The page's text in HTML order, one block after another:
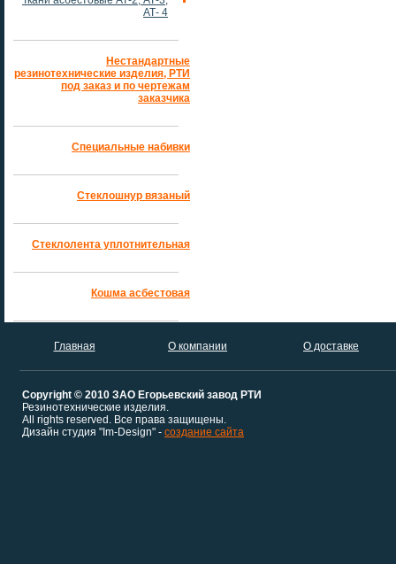
АТ- 4
Нестандартные
резинотехнические изделия, РТИ
под заказ и по чертежам
заказчика
Специальные набивки
Стеклошнур вязаный
Стеклолента уплотнительная
Кошма асбестовая
Главная О компании О доставке
Copyright © 2010 ЗАО Егорьевский завод РТИ
Резинотехнические изделия.
All rights reserved. Все права защищены.
Дизайн студия "Im-Design" - создание сайта